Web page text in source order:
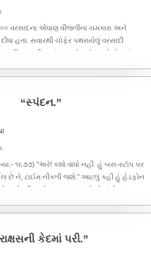
વરસાદના એંધાણ વીજળીના ચમકારા અને
હતા. સવારથી ચોફેર પથરાયેલું વરસાદી
કરી રહ્યું હતું, એક મોટા પ્રોજેક્ટનું કામ
“સ્પંદન.”
૧૬૭૭) “અરે! કશો વાંધો નહી. હું બસ-સ્ટૉપ પર
છે ને, ટાઈમ નીકળી જશે.” આટલું કહી હું હેડફોન
થયો. નીરજને જ બહાર જવું છે તો હું બે ચાર
કેદમાં પરી.”